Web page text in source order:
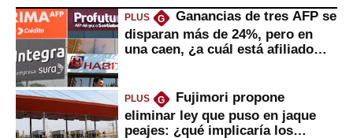
PLUS G
Ganancias de tres AFP se
disparan más de 24%, pero en
una caen, ¿a cuál está afiliado
PLUS G
Fujimori propone
eliminar ley que puso en jaque
peajes: ¿qué implicaría los